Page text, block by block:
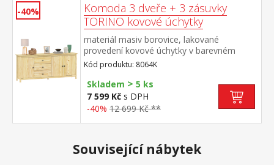
-40%
Komoda 3 dveře + 3 zásuvky
TORINO kovové úchytky
materiál masiv borovice, lakované
provedení kovové úchytky v barevném
provedení černěná mosaz 3 zásuvky s
kovovými pojezdy, 3 plné dveře, 2
police maximální nosnosti uvedeny v
návodu k montáži
Kód produktu: 8064K
Skladem > 5 ks
7 599 Kč s DPH
-40% 12 699 Kč **
Související nábytek